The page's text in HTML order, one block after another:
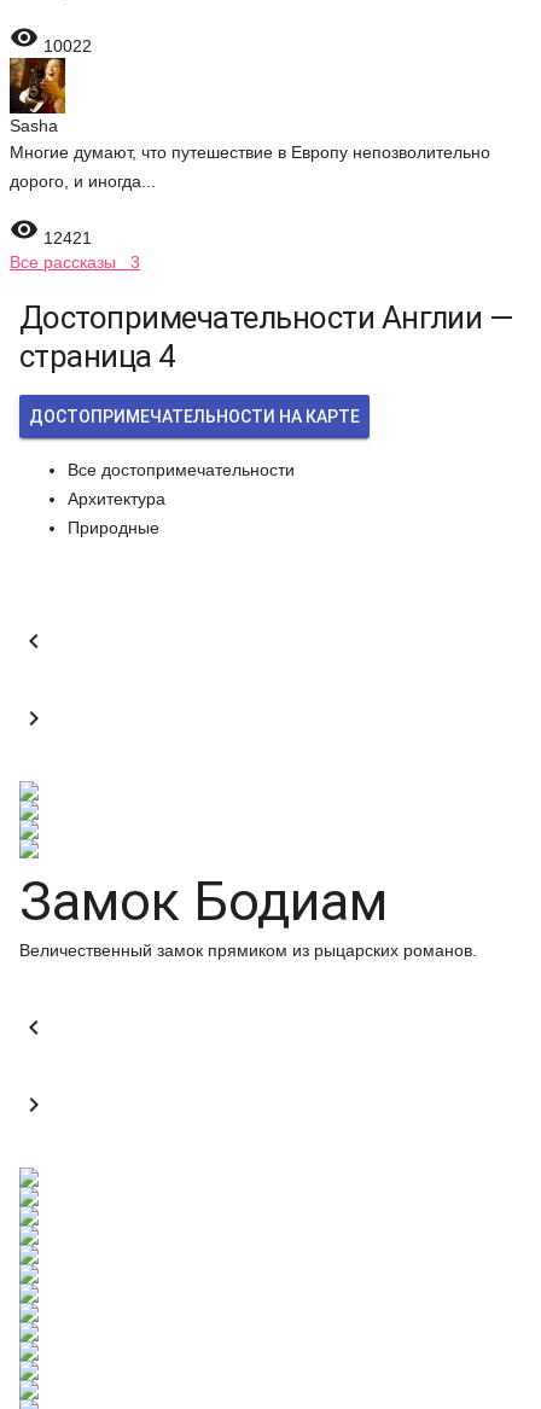
 10022
Sasha
Многие думают, что путешествие в Европу непозволительно
дорого, и иногда...
 12421
Все рассказы 3
Достопримечательности Англии —
страница 4
ДОСТОПРИМЕЧАТЕЛЬНОСТИ НА КАРТЕ
Все достопримечательности
Архитектура
Природные


Замок Бодиам
Величественный замок прямиком из рыцарских романов.

